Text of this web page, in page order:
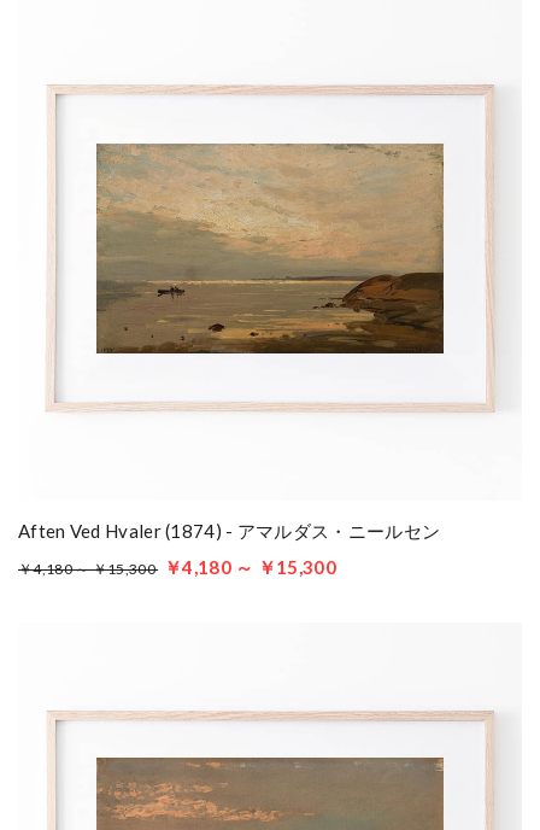
Aften Ved Hvaler (1874) - アマルダス・ニールセン
￥4,180 ～ ￥15,300 ￥4,180 ～ ￥15,300